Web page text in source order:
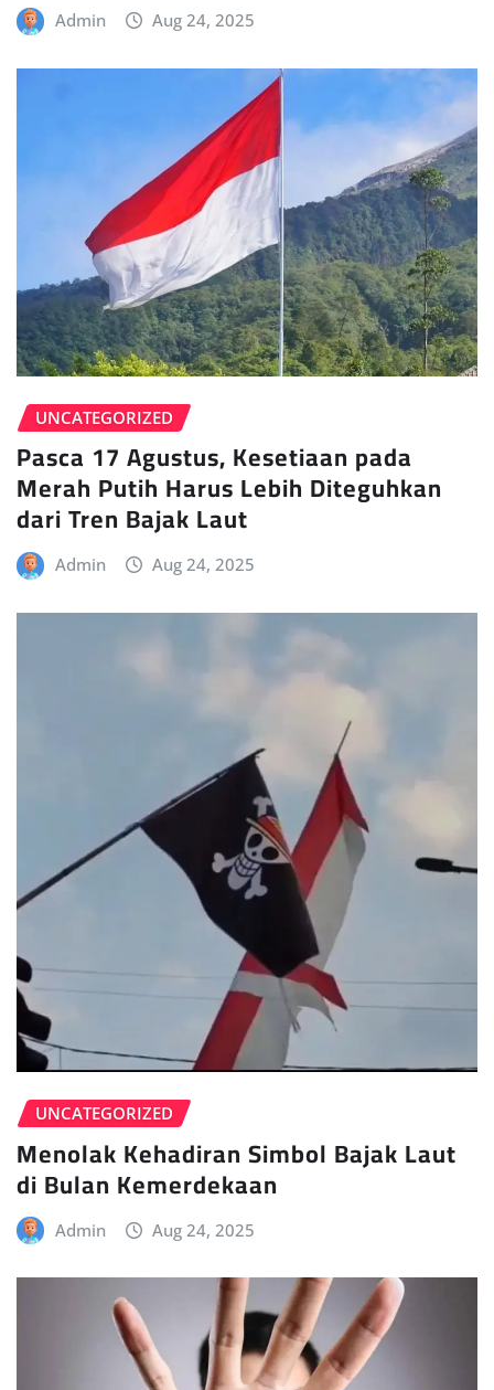
Admin Aug 24, 2025
UNCATEGORIZED
Pasca 17 Agustus, Kesetiaan pada
Merah Putih Harus Lebih Diteguhkan
dari Tren Bajak Laut
Admin Aug 24, 2025
UNCATEGORIZED
Menolak Kehadiran Simbol Bajak Laut
di Bulan Kemerdekaan
Admin Aug 24, 2025